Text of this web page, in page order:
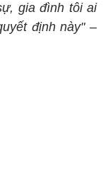
gia đình tôi ai
định này"–